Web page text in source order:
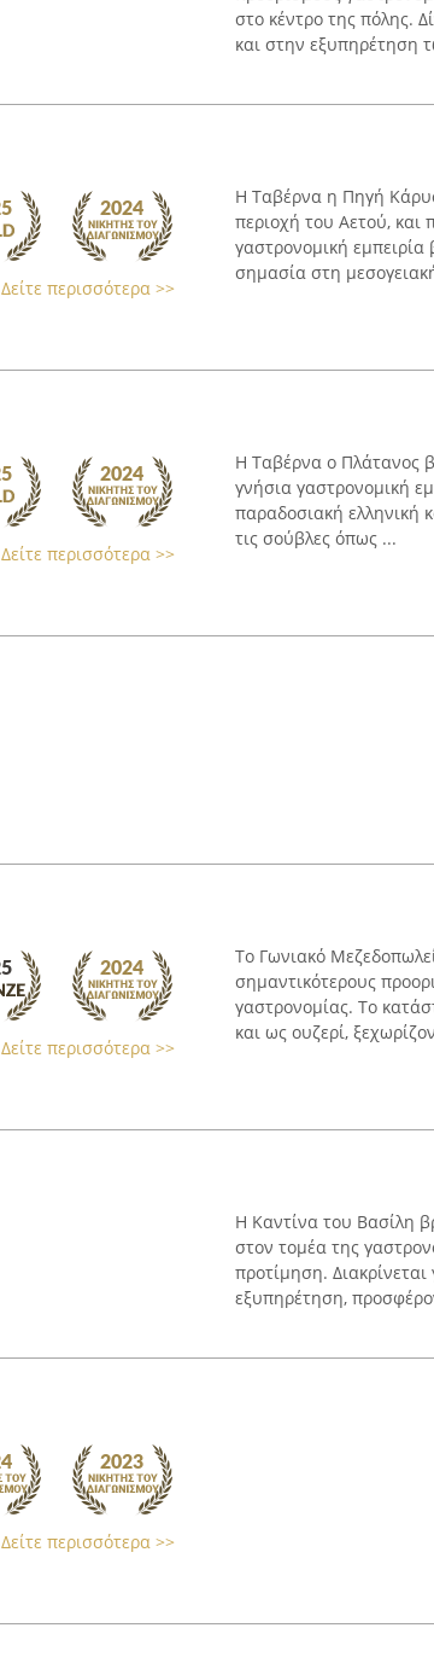
στο κέντρο της πόλης.
και στην εξυπηρέτηση
Δείτε περισσότερα >>
Η Ταβέρνα η Πηγή
περιοχή του Αετού, και
γαστρονομική
σημασία στη
Δείτε περισσότερα >>
Η Ταβέρνα ο Πλάτανος
γνήσια γαστρονομική
παραδοσιακή ελληνική
τις σούβλες όπως ...
Δείτε περισσότερα >>
Το Γωνιακό
σημαντικότερους
γαστρονομίας. Το
και ως ουζερί,
Η Καντίνα του Βασίλη
στον τομέα της
προτίμηση.
εξυπηρέτηση,
Δείτε περισσότερα >>